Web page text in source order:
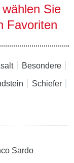
Sie
Favoriten
Besondere
Schiefer
Sardo